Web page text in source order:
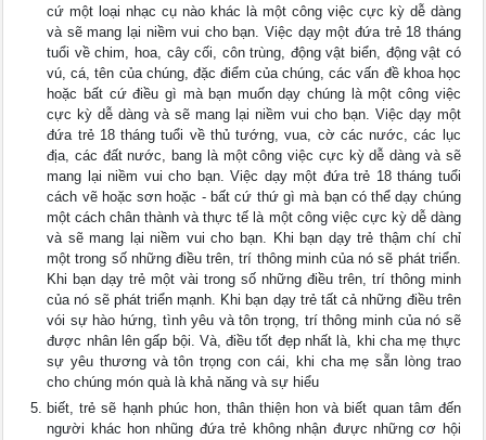
cứ một loại nhạc cụ nào khác là một công việc cực kỳ dễ dàng
và sẽ mang lại niềm vui cho bạn. Việc dạy một đứa trẻ 18 tháng
tuổi về chim, hoa, cây cối, côn trùng, động vật biển, động vật có
vú, cá, tên của chúng, đặc điểm của chúng, các vấn đề khoa học
hoặc bất cứ điều gì mà bạn muốn dạy chúng là một công việc
cực kỳ dễ dàng và sẽ mang lại niềm vui cho bạn. Việc dạy một
đứa trẻ 18 tháng tuổi về thủ tướng, vua, cờ các nước, các lục
địa, các đất nước, bang là một công việc cực kỳ dễ dàng và sẽ
mang lại niềm vui cho bạn. Việc dạy một đứa trẻ 18 tháng tuổi
cách vẽ hoặc sơn hoặc - bất cứ thứ gì mà bạn có thể dạy chúng
một cách chân thành và thực tế là một công việc cực kỳ dễ dàng
và sẽ mang lại niềm vui cho bạn. Khi bạn dạy trẻ thậm chí chỉ
một trong số những điều trên, trí thông minh của nó sẽ phát triển.
Khi bạn dạy trẻ một vài trong số những điều trên, trí thông minh
của nó sẽ phát triển mạnh. Khi bạn dạy trẻ tất cả những điều trên
vói sự hào hứng, tình yêu và tôn trọng, trí thông minh của nó sẽ
được nhân lên gấp bội. Và, điều tốt đẹp nhất là, khi cha mẹ thực
sự yêu thương và tôn trọng con cái, khi cha mẹ sẵn lòng trao
cho chúng món quà là khả năng và sự hiểu
biết, trẻ sẽ hạnh phúc hon, thân thiện hon và biết quan tâm đến
người khác hon nhũng đứa trẻ không nhận đưực những cơ hội